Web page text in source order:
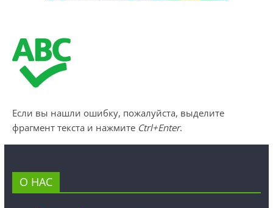
Если вы нашли ошибку, пожалуйста, выделите
фрагмент текста и нажмите Ctrl+Enter.
О НАС